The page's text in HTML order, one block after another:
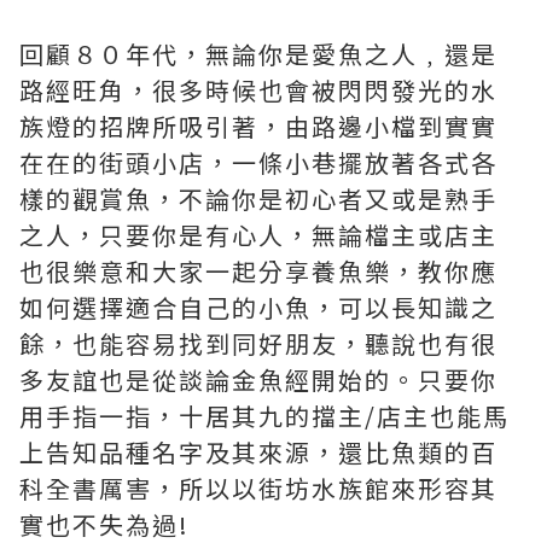
回顧８０年代，無論你是愛魚之人﹐還是
路經旺角，很多時候也會被閃閃發光的水
族燈的招牌所吸引著，由路邊小檔到實實
在在的街頭小店，一條小巷擺放著各式各
樣的觀賞魚，不論你是初心者又或是熟手
之人，只要你是有心人，無論檔主或店主
也很樂意和大家一起分享養魚樂，教你應
如何選擇適合自己的小魚，可以長知識之
餘，也能容易找到同好朋友，聽說也有很
多友誼也是從談論金魚經開始的。只要你
用手指一指，十居其九的擋主/店主也能馬
上告知品種名字及其來源，還比魚類的百
科全書厲害，所以以街坊水族館來形容其
實也不失為過!